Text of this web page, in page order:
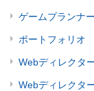
ゲームプランナー
ポートフォリオ
Webディレクタ
Webディレクタ